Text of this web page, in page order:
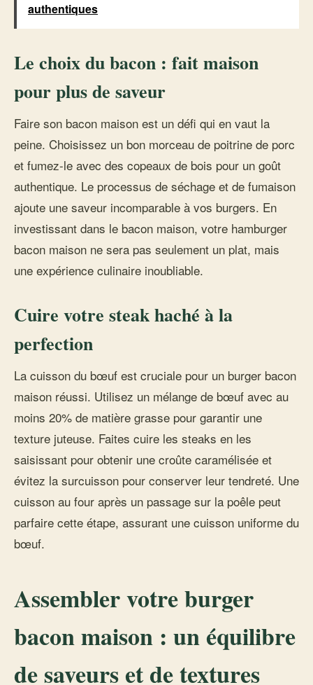
authentiques
Le choix du bacon : fait maison
pour plus de saveur
Faire son bacon maison est un défi qui en vaut la
peine. Choisissez un bon morceau de poitrine de porc
et fumez-le avec des copeaux de bois pour un goût
authentique. Le processus de séchage et de fumaison
ajoute une saveur incomparable à vos burgers. En
investissant dans le bacon maison, votre hamburger
bacon maison ne sera pas seulement un plat, mais
une expérience culinaire inoubliable.
Cuire votre steak haché à la
perfection
La cuisson du bœuf est cruciale pour un burger bacon
maison réussi. Utilisez un mélange de bœuf avec au
moins 20% de matière grasse pour garantir une
texture juteuse. Faites cuire les steaks en les
saisissant pour obtenir une croûte caramélisée et
évitez la surcuisson pour conserver leur tendreté. Une
cuisson au four après un passage sur la poêle peut
parfaire cette étape, assurant une cuisson uniforme du
bœuf.
Assembler votre burger
bacon maison : un équilibre
de saveurs et de textures